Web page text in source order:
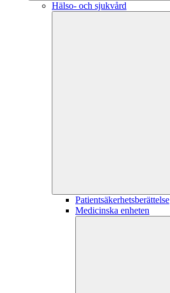
Hälso- och sjukvård
Patientsäkerhetsberättelse
Medicinska enheten